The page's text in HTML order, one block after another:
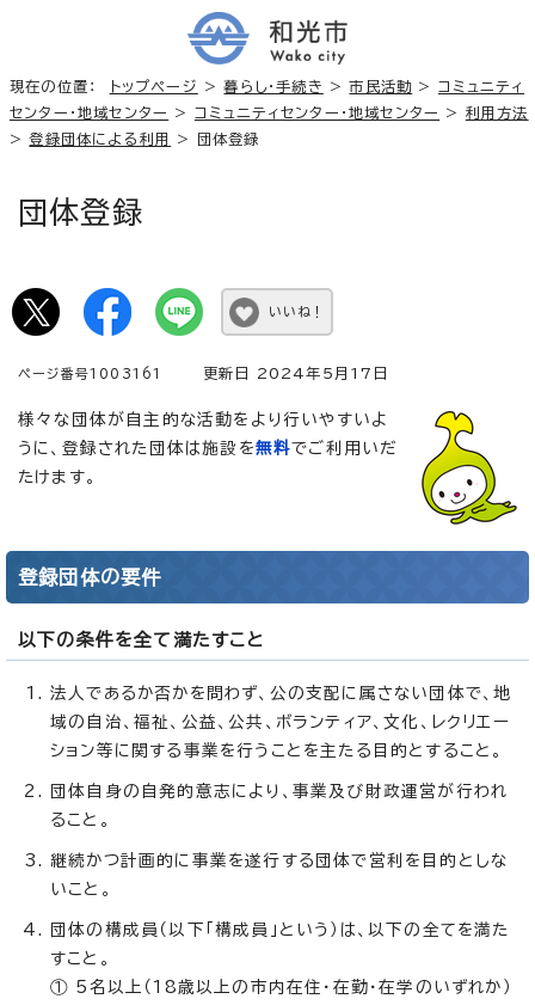
現在の位置： トップページ >暮らし・手続き >市民活動 > コミュニティ
センター・地域センター
> コミュニティセンター・地域センター > 利用方法
>登録団体による利用 > 団体登録
団体登録
いいね！
ページ番号1003161 更新日 2024年5月17日
様々な団体が自主的な活動をより行いやすいよ
うに、登録された団体は施設を無料でご利用いだ
たけます。
登録団体の要件
以下の条件を全て満たすこと
法人であるか否かを問わず、公の支配に属さない団体で、地
域の自治、福祉、公益、公共、ボランティア、文化、レクリエー
ション等に関する事業を行うことを主たる目的とすること。
団体自身の自発的意志により、事業及び財政運営が行われ
ること。
継続かつ計画的に事業を遂行する団体で営利を目的としな
いこと。
団体の構成員（以下「構成員」という）は、以下の全てを満た
すこと。
① 5名以上（18歳以上の市内在住・在勤・在学のいずれか）